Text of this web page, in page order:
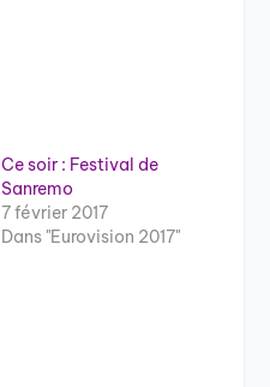
Ce soir : Festival de
Sanremo
7 février 2017
Dans "Eurovision 2017"